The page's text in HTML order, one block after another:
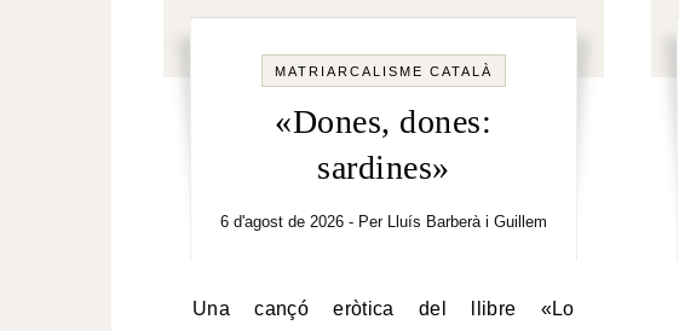
MATRIARCALISME CATALÀ
«Dones, dones:
sardines»
6 d'agost de 2026 - Per Lluís Barberà i Guillem
Una cançó eròtica del llibre «Lo